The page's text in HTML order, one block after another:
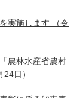
実施します （令
農林水産省農村
日）